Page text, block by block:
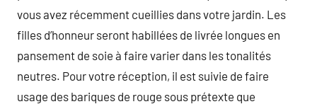
vous avez récemment cueillies dans votre jardin. Les
filles d’honneur seront habillées de livrée longues en
pansement de soie à faire varier dans les tonalités
neutres. Pour votre réception, il est suivie de faire
usage des bariques de rouge sous prétexte que